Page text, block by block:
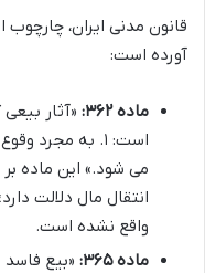
قانون مدنی ایران،
آورده است:
ماده ۳۶۲:
«آثار
است: ۱. به مجرد
می شود.» این ماده
انتقال مال دلالت
واقع نشده است.
ماده ۳۶۵:
«بیع فاسد